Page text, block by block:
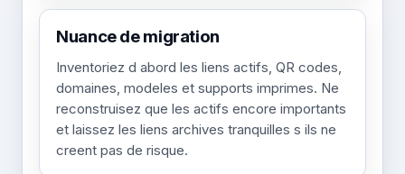
Nuance de migration
Inventoriez d abord les liens actifs, QR codes,
domaines, modeles et supports imprimes. Ne
reconstruisez que les actifs encore importants
et laissez les liens archives tranquilles s ils ne
creent pas de risque.